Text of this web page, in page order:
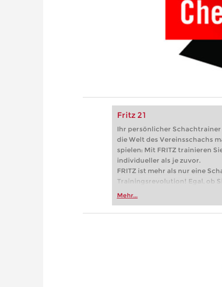
Fritz 21
Ihr persönlicher
die Welt des Vereinsschachs
spielen: Mit FRITZ trainieren
individueller als je zuvor.
FRITZ ist mehr als nur eine
Trainingsrevolution! Egal, ob
Vereinsschachs machen oder
zuvor.
Mehr...